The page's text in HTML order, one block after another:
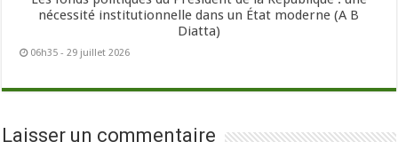
nécessité institutionnelle dans un État moderne (A B
Diatta)
06h35 - 29 juillet 2026
Laisser un commentaire